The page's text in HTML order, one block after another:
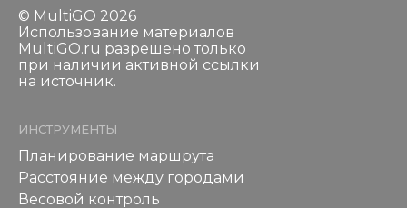
© MultiGO 2026
Использование материалов
MultiGO.ru разрешено только
при наличии активной ссылки
на источник.
ИНСТРУМЕНТЫ
Планирование маршрута
Расстояние между городами
Весовой контроль